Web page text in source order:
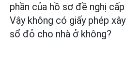
phần của hồ sơ đề nghị cấp
Vậy không có giấy phép
sổ đỏ cho nhà ở không?